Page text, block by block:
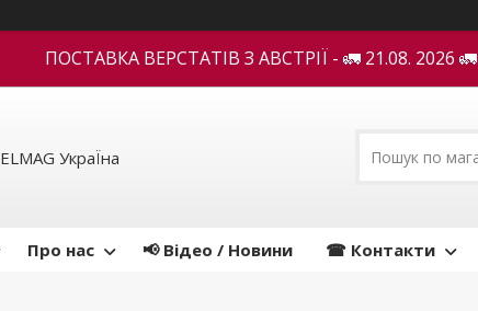
ПОСТАВКА ВЕРСТАТІВ З АВСТРІЇ - 🚛 21.08. 2026 🚛
ELMAG УкраЇна
Про нас 📢 Відео / Новини ☎ Контакти